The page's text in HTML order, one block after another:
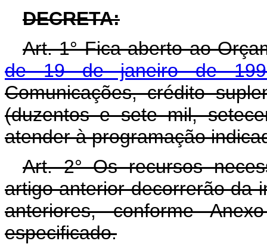
DECRETA:
Art. 1° Fica aberto ao
de 19 de janeiro de
Comunicações, crédito
(duzentos e sete mil,
atender à programação
Art. 2° Os recursos
artigo anterior decorrerão da
anteriores, conforme
especificado.